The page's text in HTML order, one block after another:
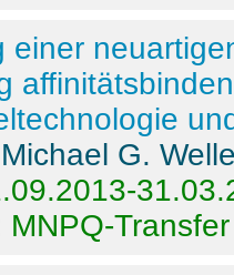
einer
G.
MNPQ-Transfer